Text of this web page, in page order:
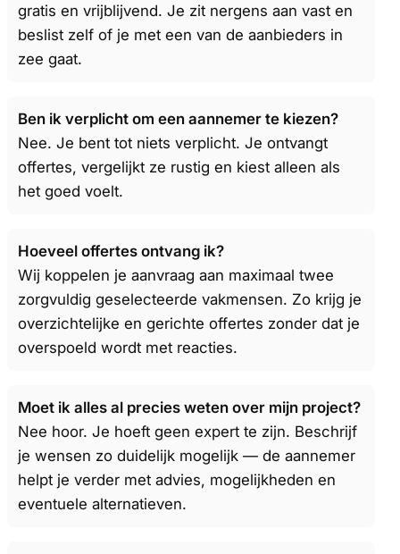
gratis en vrijblijvend. Je zit nergens aan vast en
beslist zelf of je met een van de aanbieders in
zee gaat.
Ben ik verplicht om een aannemer te kiezen?
Nee. Je bent tot niets verplicht. Je ontvangt
offertes, vergelijkt ze rustig en kiest alleen als
het goed voelt.
Hoeveel offertes ontvang ik?
Wij koppelen je aanvraag aan maximaal twee
zorgvuldig geselecteerde vakmensen. Zo krijg je
overzichtelijke en gerichte offertes zonder dat je
overspoeld wordt met reacties.
Moet ik alles al precies weten over mijn project?
Nee hoor. Je hoeft geen expert te zijn. Beschrijf
je wensen zo duidelijk mogelijk — de aannemer
helpt je verder met advies, mogelijkheden en
eventuele alternatieven.